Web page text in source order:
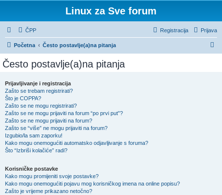
Linux za Sve forum
ČPP Prijava
Registracija
Početna Često postavlje(a)na pitanja
Često postavlje(a)na pitanja
Prijavljivanje i registracija
Zašto se trebam registrirati?
Što je COPPA?
Zašto se ne mogu registrirati?
Zašto se ne mogu prijaviti na forum “po prvi put”?
Zašto se ne mogu prijaviti na forum?
Zašto se “više” ne mogu prijaviti na forum?
Izgubio/la sam zaporku!
Kako mogu onemogućiti automatsko odjavljivanje s foruma?
Što “Izbriši kolačiće” radi?
Korisničke postavke
Kako mogu promijeniti svoje postavke?
Kako mogu onemogućiti pojavu mog korisničkog imena na online popisu?
Zašto je vrijeme prikazano netočno?